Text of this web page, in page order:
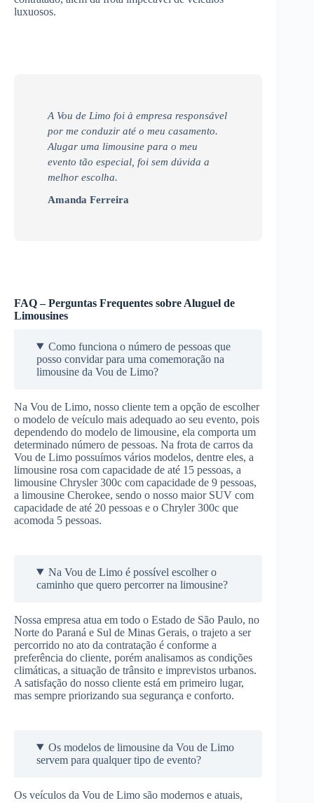
luxuosos.
A Vou de Limo foi à empresa responsável
por me conduzir até o meu casamento.
Alugar uma limousine para o meu
evento tão especial, foi sem dúvida a
melhor escolha.
Amanda Ferreira
FAQ – Perguntas Frequentes sobre Aluguel de
Limousines
Como funciona o número de pessoas que
posso convidar para uma comemoração na
limousine da Vou de Limo?
Na Vou de Limo, nosso cliente tem a opção de escolher
o modelo de veículo mais adequado ao seu evento, pois
dependendo do modelo de limousine, ela comporta um
determinado número de pessoas. Na frota de carros da
Vou de Limo possuímos vários modelos, dentre eles, a
limousine rosa com capacidade de até 15 pessoas, a
limousine Chrysler 300c com capacidade de 9 pessoas,
a limousine Cherokee, sendo o nosso maior SUV com
capacidade de até 20 pessoas e o Chryler 300c que
acomoda 5 pessoas.
Na Vou de Limo é possível escolher o
caminho que quero percorrer na limousine?
Nossa empresa atua em todo o Estado de São Paulo, no
Norte do Paraná e Sul de Minas Gerais, o trajeto a ser
percorrido no ato da contratação é conforme a
preferência do cliente, porém analisamos as condições
climáticas, a situação de trânsito e imprevistos urbanos.
A satisfação do nosso cliente está em primeiro lugar,
mas sempre priorizando sua segurança e conforto.
Os modelos de limousine da Vou de Limo
servem para qualquer tipo de evento?
Os veículos da Vou de Limo são modernos e atuais,